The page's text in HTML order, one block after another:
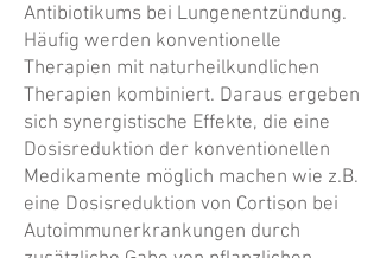
Antibiotikums bei Lungenentzündung.
Häufig werden konventionelle
Therapien mit naturheilkundlichen
Therapien kombiniert. Daraus ergeben
sich synergistische Effekte, die eine
Dosisreduktion der konventionellen
Medikamente möglich machen wie z.B.
eine Dosisreduktion von Cortison bei
Autoimmunerkrankungen durch